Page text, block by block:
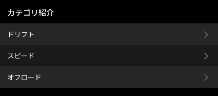
カテゴリ紹介
ドリフト
スピード
オフロード